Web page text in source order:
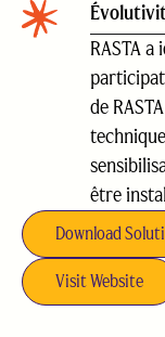
RASTA
de
être
Download
Visit Website